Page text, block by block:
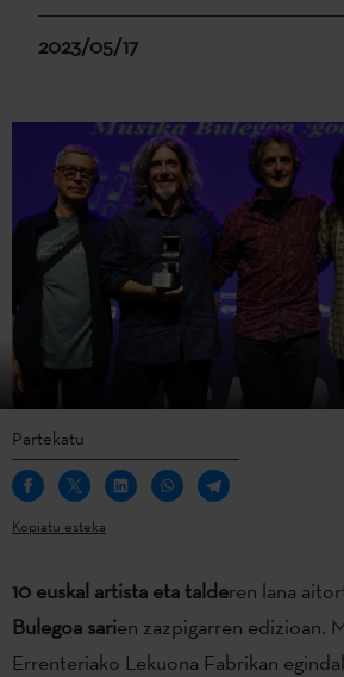
2023/05/17
Partekatu
Kopiatu esteka
10 euskal artista eta talderen lana
Bulegoa sarien zazpigarren edizioan.
Errenteriako Lekuona Fabrikan